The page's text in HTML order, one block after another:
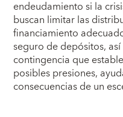
endeudamiento si la
buscan limitar las
financiamiento
seguro de depósitos,
contingencia que
posibles presiones,
consecuencias de un